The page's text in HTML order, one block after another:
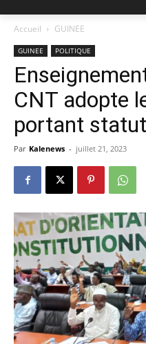
Accueil GUINEE
GUINEE POLITIQUE
CNT adopte
portant
Par Kalenews - juillet 21, 2023